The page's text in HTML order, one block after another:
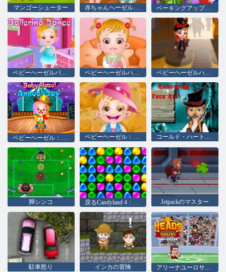
マンゴーシューター 赤ちゃんヘーゼルはマナーを学習 ベーキングアップルケーキ
ベビーヘーゼルバレリーナダンス ベビーヘーゼルハンド骨折 ベビーヘーゼルハロウィーン城
ベビーヘーゼル：収穫祭 コー​​ルド・ハート：ハロウィーンのためのアンナの顔にフィギュア
脚シンコ 戻るCandyland 4：ロリポップガーデン Jetpackのマスター
駐車怒り インカの冒険
アリーナユーロサッカーヘッズ